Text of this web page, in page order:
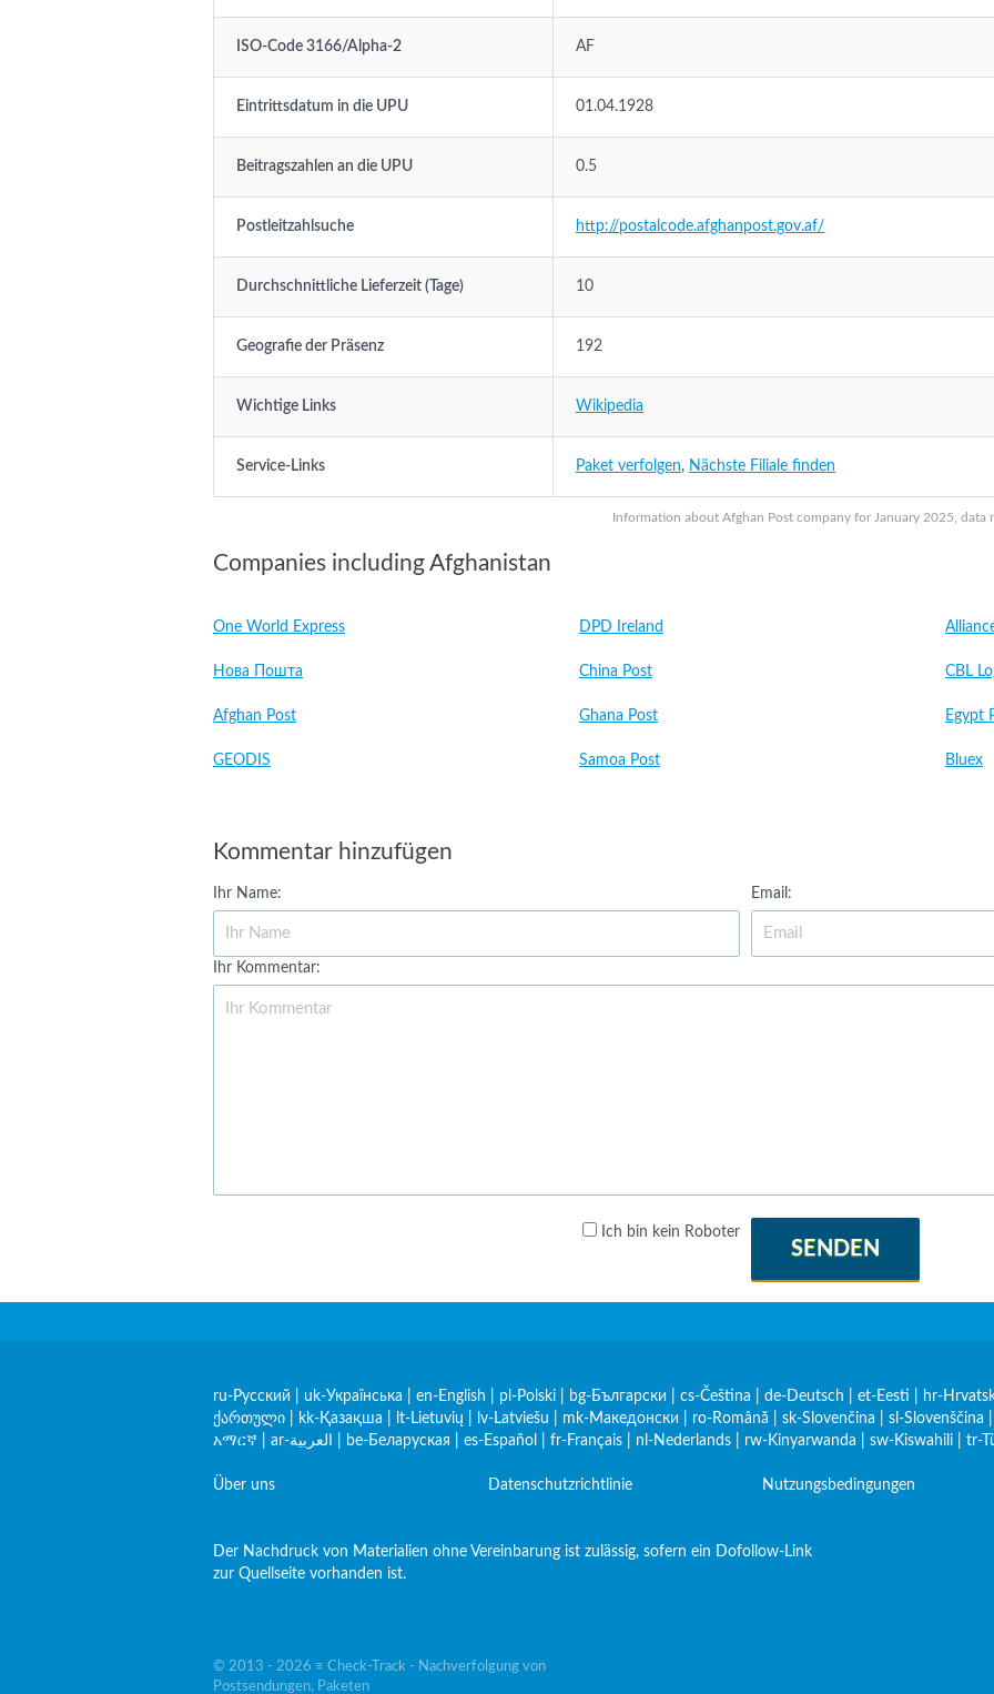
Information about Afghan Post company for January 2025, data
ISO-Code 3166/Alpha-2 AF
Eintrittsdatum in die UPU 01.04.1928
Beitragszahlen an die UPU 0.5
Postleitzahlsuche http://postalcode.afghanpost.gov.af/
Durchschnittliche Lieferzeit (Tage) 10
Geografie der Präsenz 192
Wichtige Links Wikipedia
Service-Links Paket verfolgen, Nächste Filiale finden
Companies including Afghanistan
One World Express DPD Ireland
Нова Пошта China Post CBL
Afghan Post Ghana Post Egypt
GEODIS Samoa Post Bluex
Kommentar hinzufügen
Ihr Name: Email:
Ihr Kommentar:
Ich bin kein Roboter
SENDEN
ru-Русский uk-Українська en-English pl-Polski bg-Български cs-Čeština de-Deutsch et-Eesti
hr-
ქართული
kk-Қазақша lt-Lietuvių lv-Latviešu mk-Македонски ro-Română sk-Slovenčina sl-Slovenščina
አማርኛ
ar-العربية be-Беларуская es-Español fr-Français nl-Nederlands rw-Kinyarwanda sw-Kiswahili tr-
Über uns Datenschutzrichtlinie Nutzungsbedingungen
Der Nachdruck von Materialien ohne Vereinbarung ist zulässig, sofern ein Dofollow-Link
zur Quellseite vorhanden ist.
© 2013 - 2026 ≡ Check-Track - Nachverfolgung von
Postsendungen, Paketen